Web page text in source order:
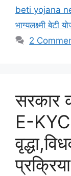
beti yojana
भाग्यलक्ष्मी बेटी
2
सरकार
E-
प्रक्रिया